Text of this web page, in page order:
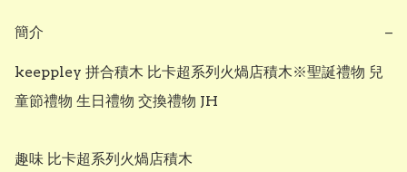
簡介 −
keeppley 拼合積木 比卡超系列火煱店積木※聖誕禮物 兒
童節禮物 生日禮物 交換禮物 JH
趣味 比卡超系列火煱店積木